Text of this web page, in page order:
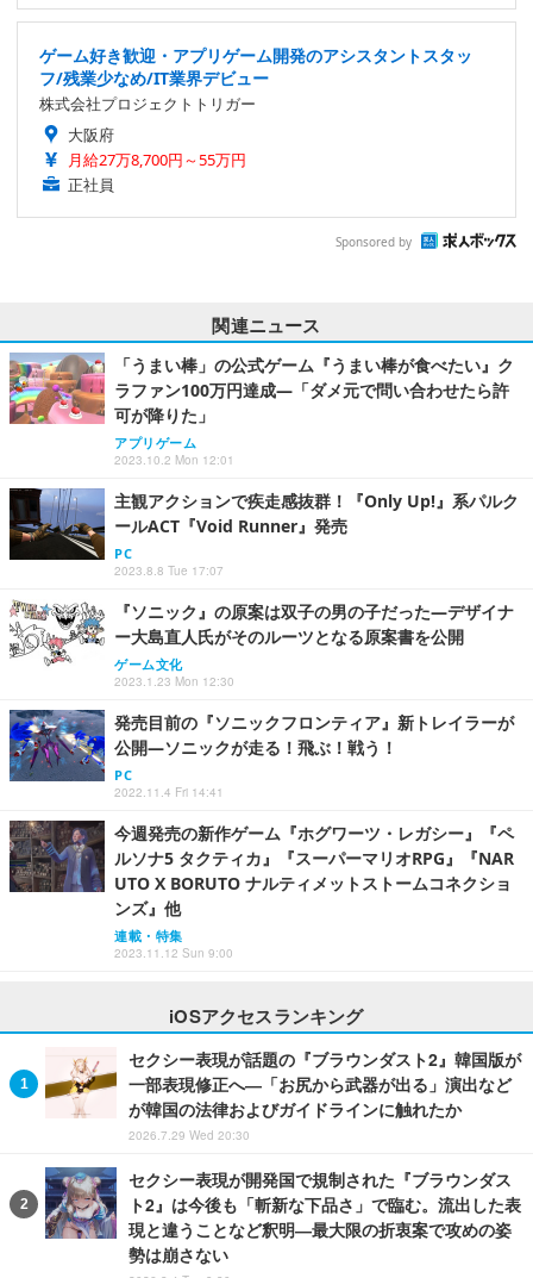
ゲーム好き歓迎・アプリゲーム開発のアシスタントスタッ
フ/残業少なめ/IT業界デビュー
株式会社プロジェクトトリガー
大阪府
月給27万8,700円～55万円
正社員
Sponsored by
関連ニュース
「うまい棒」の公式ゲーム『うまい棒が食べたい』ク
ラファン100万円達成―「ダメ元で問い合わせたら許
可が降りた」
アプリゲーム
2023.10.2 Mon 12:01
主観アクションで疾走感抜群！『Only Up!』系パルク
ールACT『Void Runner』発売
PC
2023.8.8 Tue 17:07
『ソニック』の原案は双子の男の子だった―デザイナ
ー大島直人氏がそのルーツとなる原案書を公開
ゲーム文化
2023.1.23 Mon 12:30
発売目前の『ソニックフロンティア』新トレイラーが
公開―ソニックが走る！飛ぶ！戦う！
PC
2022.11.4 Fri 14:41
今週発売の新作ゲーム『ホグワーツ・レガシー』『ペ
ルソナ5 タクティカ』『スーパーマリオRPG』『NAR
UTO X BORUTO ナルティメットストームコネクショ
ンズ』他
連載・特集
2023.11.12 Sun 9:00
iOSアクセスランキング
セクシー表現が話題の『ブラウンダスト2』韓国版が
一部表現修正へ―「お尻から武器が出る」演出など
が韓国の法律およびガイドラインに触れたか
2026.7.29 Wed 20:30
セクシー表現が開発国で規制された『ブラウンダス
ト2』は今後も「斬新な下品さ」で臨む。流出した表
現と違うことなど釈明―最大限の折衷案で攻めの姿
勢は崩さない